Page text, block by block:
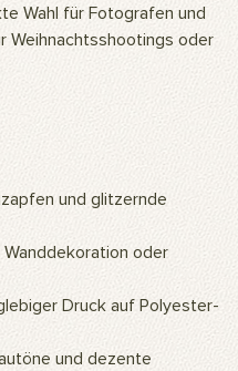
Wahl für Fotografen und
Weihnachtsshootings oder
und glitzernde
oder
Druck auf Polyester-
und dezente